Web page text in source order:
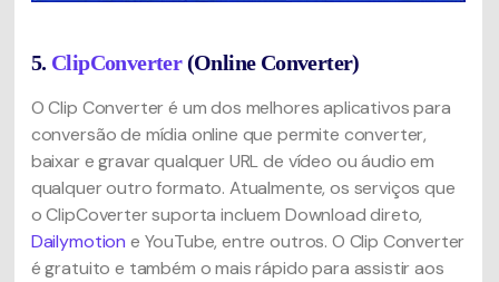
5. ClipConverter(Online Converter)
O Clip Converter é um dos melhores aplicativos para
conversão de mídia online que permite converter,
baixar e gravar qualquer URL de vídeo ou áudio em
qualquer outro formato. Atualmente, os serviços que
o ClipCoverter suporta incluem Download direto,
Dailymotion e YouTube, entre outros. O Clip Converter
é gratuito e também o mais rápido para assistir aos